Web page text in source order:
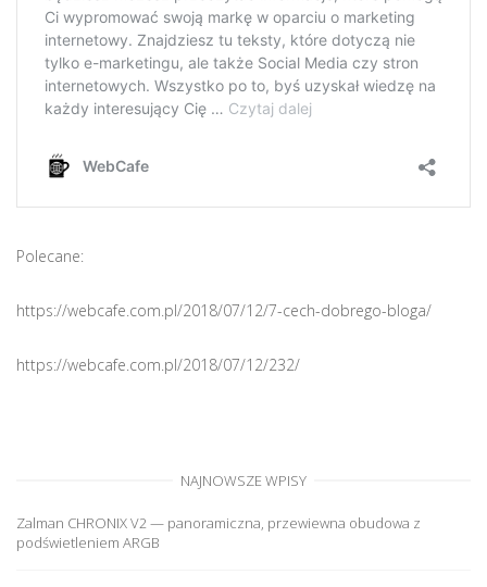
Polecane:
https://webcafe.com.pl/2018/07/12/7-cech-dobrego-bloga/
https://webcafe.com.pl/2018/07/12/232/
NAJNOWSZE WPISY
Zalman CHRONIX V2 — panoramiczna, przewiewna obudowa z
podświetleniem ARGB